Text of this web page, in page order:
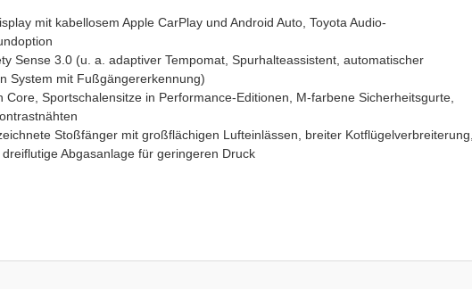
mit kabellosem Apple CarPlay und Android Auto, Toyota Audio-
Sense 3.0 (u. a. adaptiver Tempomat, Spurhalteassistent, automatischer
System mit Fußgängererkennung)
Core, Sportschalensitze in Performance-Editionen, M-farbene Sicherheitsgurte,
Stoßfänger mit großflächigen Lufteinlässen, breiter
Abgasanlage für geringeren Druck